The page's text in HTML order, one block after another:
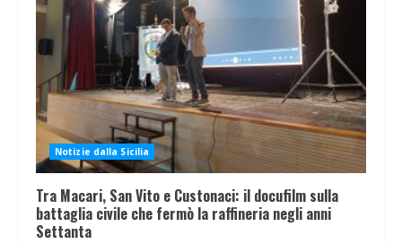
Notizie dalla Sicilia
Tra Macari, San Vito e Custonaci: il docufilm sulla
battaglia civile che fermò la raffineria negli anni
Settanta